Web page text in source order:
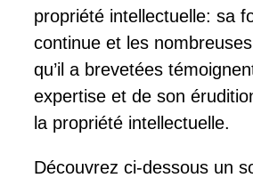
propriété intellectuelle: sa
continue et les
qu’il a brevetées
expertise et de son
la propriété intellectuelle.
Découvrez ci-dessous un